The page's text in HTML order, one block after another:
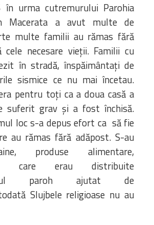
urma cutremurului Parohia
Macerata a avut multe de
multe familii au rămas fără
cele necesare vieții. Familii cu
în stradă, înspăimântați de
sismice ce nu mai încetau.
pentru toți ca a doua casă a
suferit grav și a fost închisă.
loc s-a depus efort ca să fie
au rămas fără adăpost. S-au
produse alimentare,
care erau distribuite
paroh ajutat de
Slujbele religioase nu au